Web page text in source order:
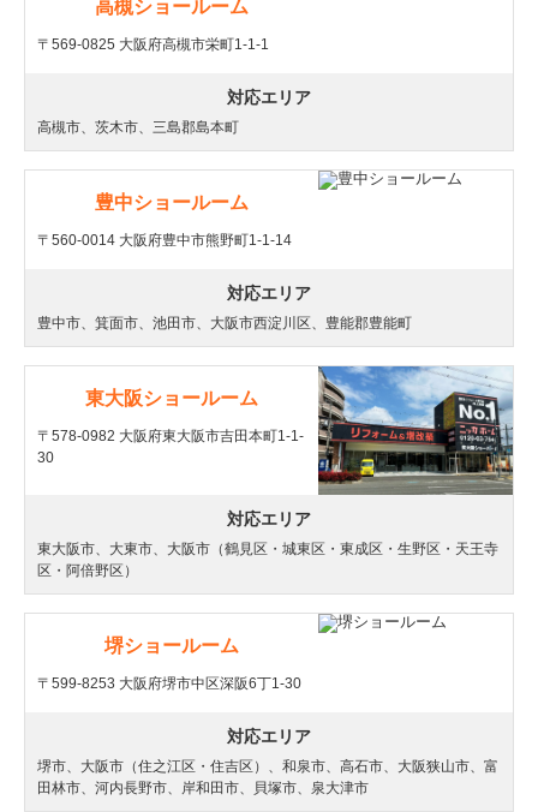
高槻ショールーム
〒569-0825 大阪府高槻市栄町1-1-1
対応エリア
高槻市、茨木市、三島郡島本町
豊中ショールーム
〒560-0014 大阪府豊中市熊野町1-1-14
対応エリア
豊中市、箕面市、池田市、大阪市西淀川区、豊能郡豊能町
東大阪ショールーム
〒578-0982 大阪府東大阪市吉田本町1-1-
30
対応エリア
東大阪市、大東市、大阪市（鶴見区・城東区・東成区・生野区・天王寺
区・阿倍野区）
堺ショールーム
〒599-8253 大阪府堺市中区深阪6丁1-30
対応エリア
堺市、大阪市（住之江区・住吉区）、和泉市、高石市、大阪狭山市、富
田林市、河内長野市、岸和田市、貝塚市、泉大津市